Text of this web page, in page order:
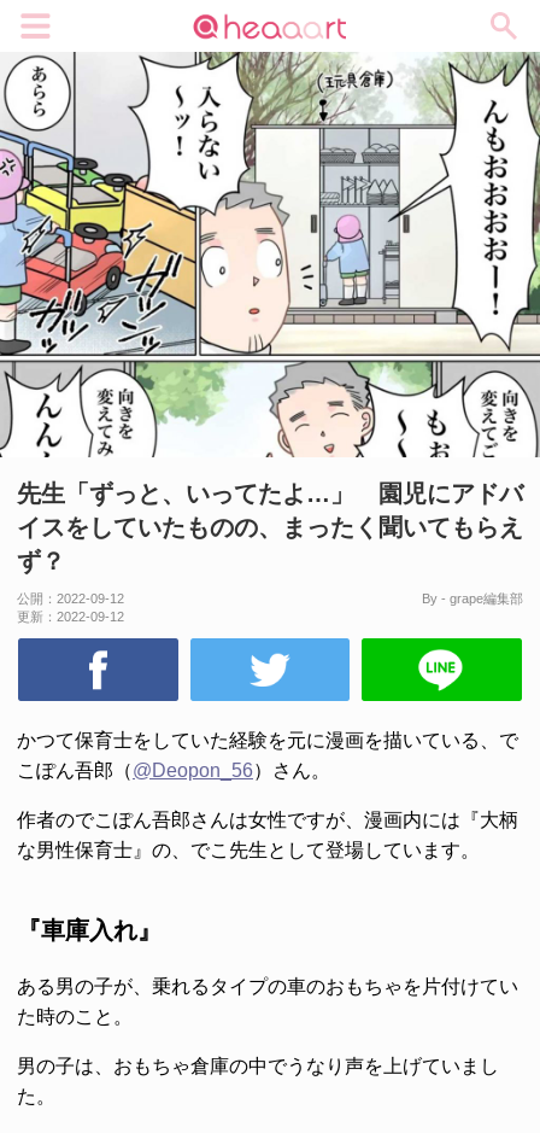
先生「ずっと、いってたよ…」 園児にアドバ
イスをしていたものの、まったく聞いてもらえ
ず？
公開： 2022-09-12
更新： 2022-09-12
By - grape編集部
かつて保育士をしていた経験を元に漫画を描いている、で
こぽん吾郎（@Deopon_56）さん。
作者のでこぽん吾郎さんは女性ですが、漫画内には『大柄
な男性保育士』の、でこ先生として登場しています。
『車庫入れ』
ある男の子が、乗れるタイプの車のおもちゃを片付けてい
た時のこと。
男の子は、おもちゃ倉庫の中でうなり声を上げていまし
た。